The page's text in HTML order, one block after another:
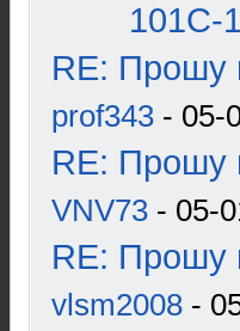
101С-
RE: Прошу
prof343 - 05-
RE: Прошу
VNV73 - 05-
RE: Прошу
vlsm2008 -